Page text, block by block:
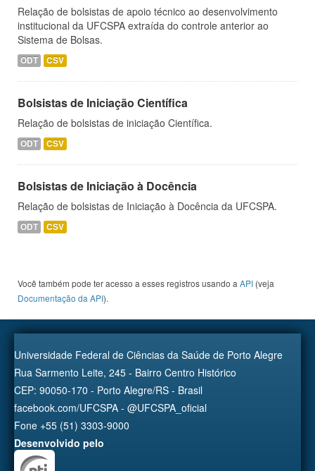
Relação de bolsistas de apoio técnico ao desenvolvimento
institucional da UFCSPA extraída do controle anterior ao
Sistema de Bolsas.
ODT CSV
Bolsistas de Iniciação Científica
Relação de bolsistas de iniciação Científica.
ODT CSV
Bolsistas de Iniciação à Docência
Relação de bolsistas de Iniciação à Docência da UFCSPA.
ODT CSV
Você também pode ter acesso a esses registros usando a API (veja
Documentação da API).
Universidade Federal de Ciências da Saúde de Porto Alegre
Rua Sarmento Leite, 245 - Bairro Centro Histórico
CEP: 90050-170 - Porto Alegre/RS - Brasil
facebook.com/UFCSPA - @UFCSPA_oficial
Fone +55 (51) 3303-9000
Desenvolvido pelo